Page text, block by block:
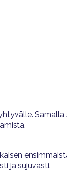
Samalla
ja sujuvasti.